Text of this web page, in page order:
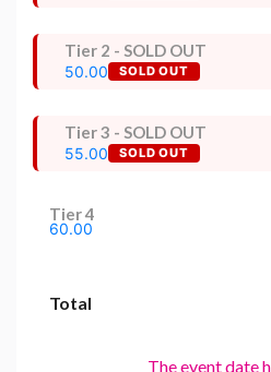
Tier 2 - SOLD OUT
50.00 SOLD OUT
Tier 3 - SOLD OUT
55.00 SOLD OUT
Tier 4
60.00
Total
The event date